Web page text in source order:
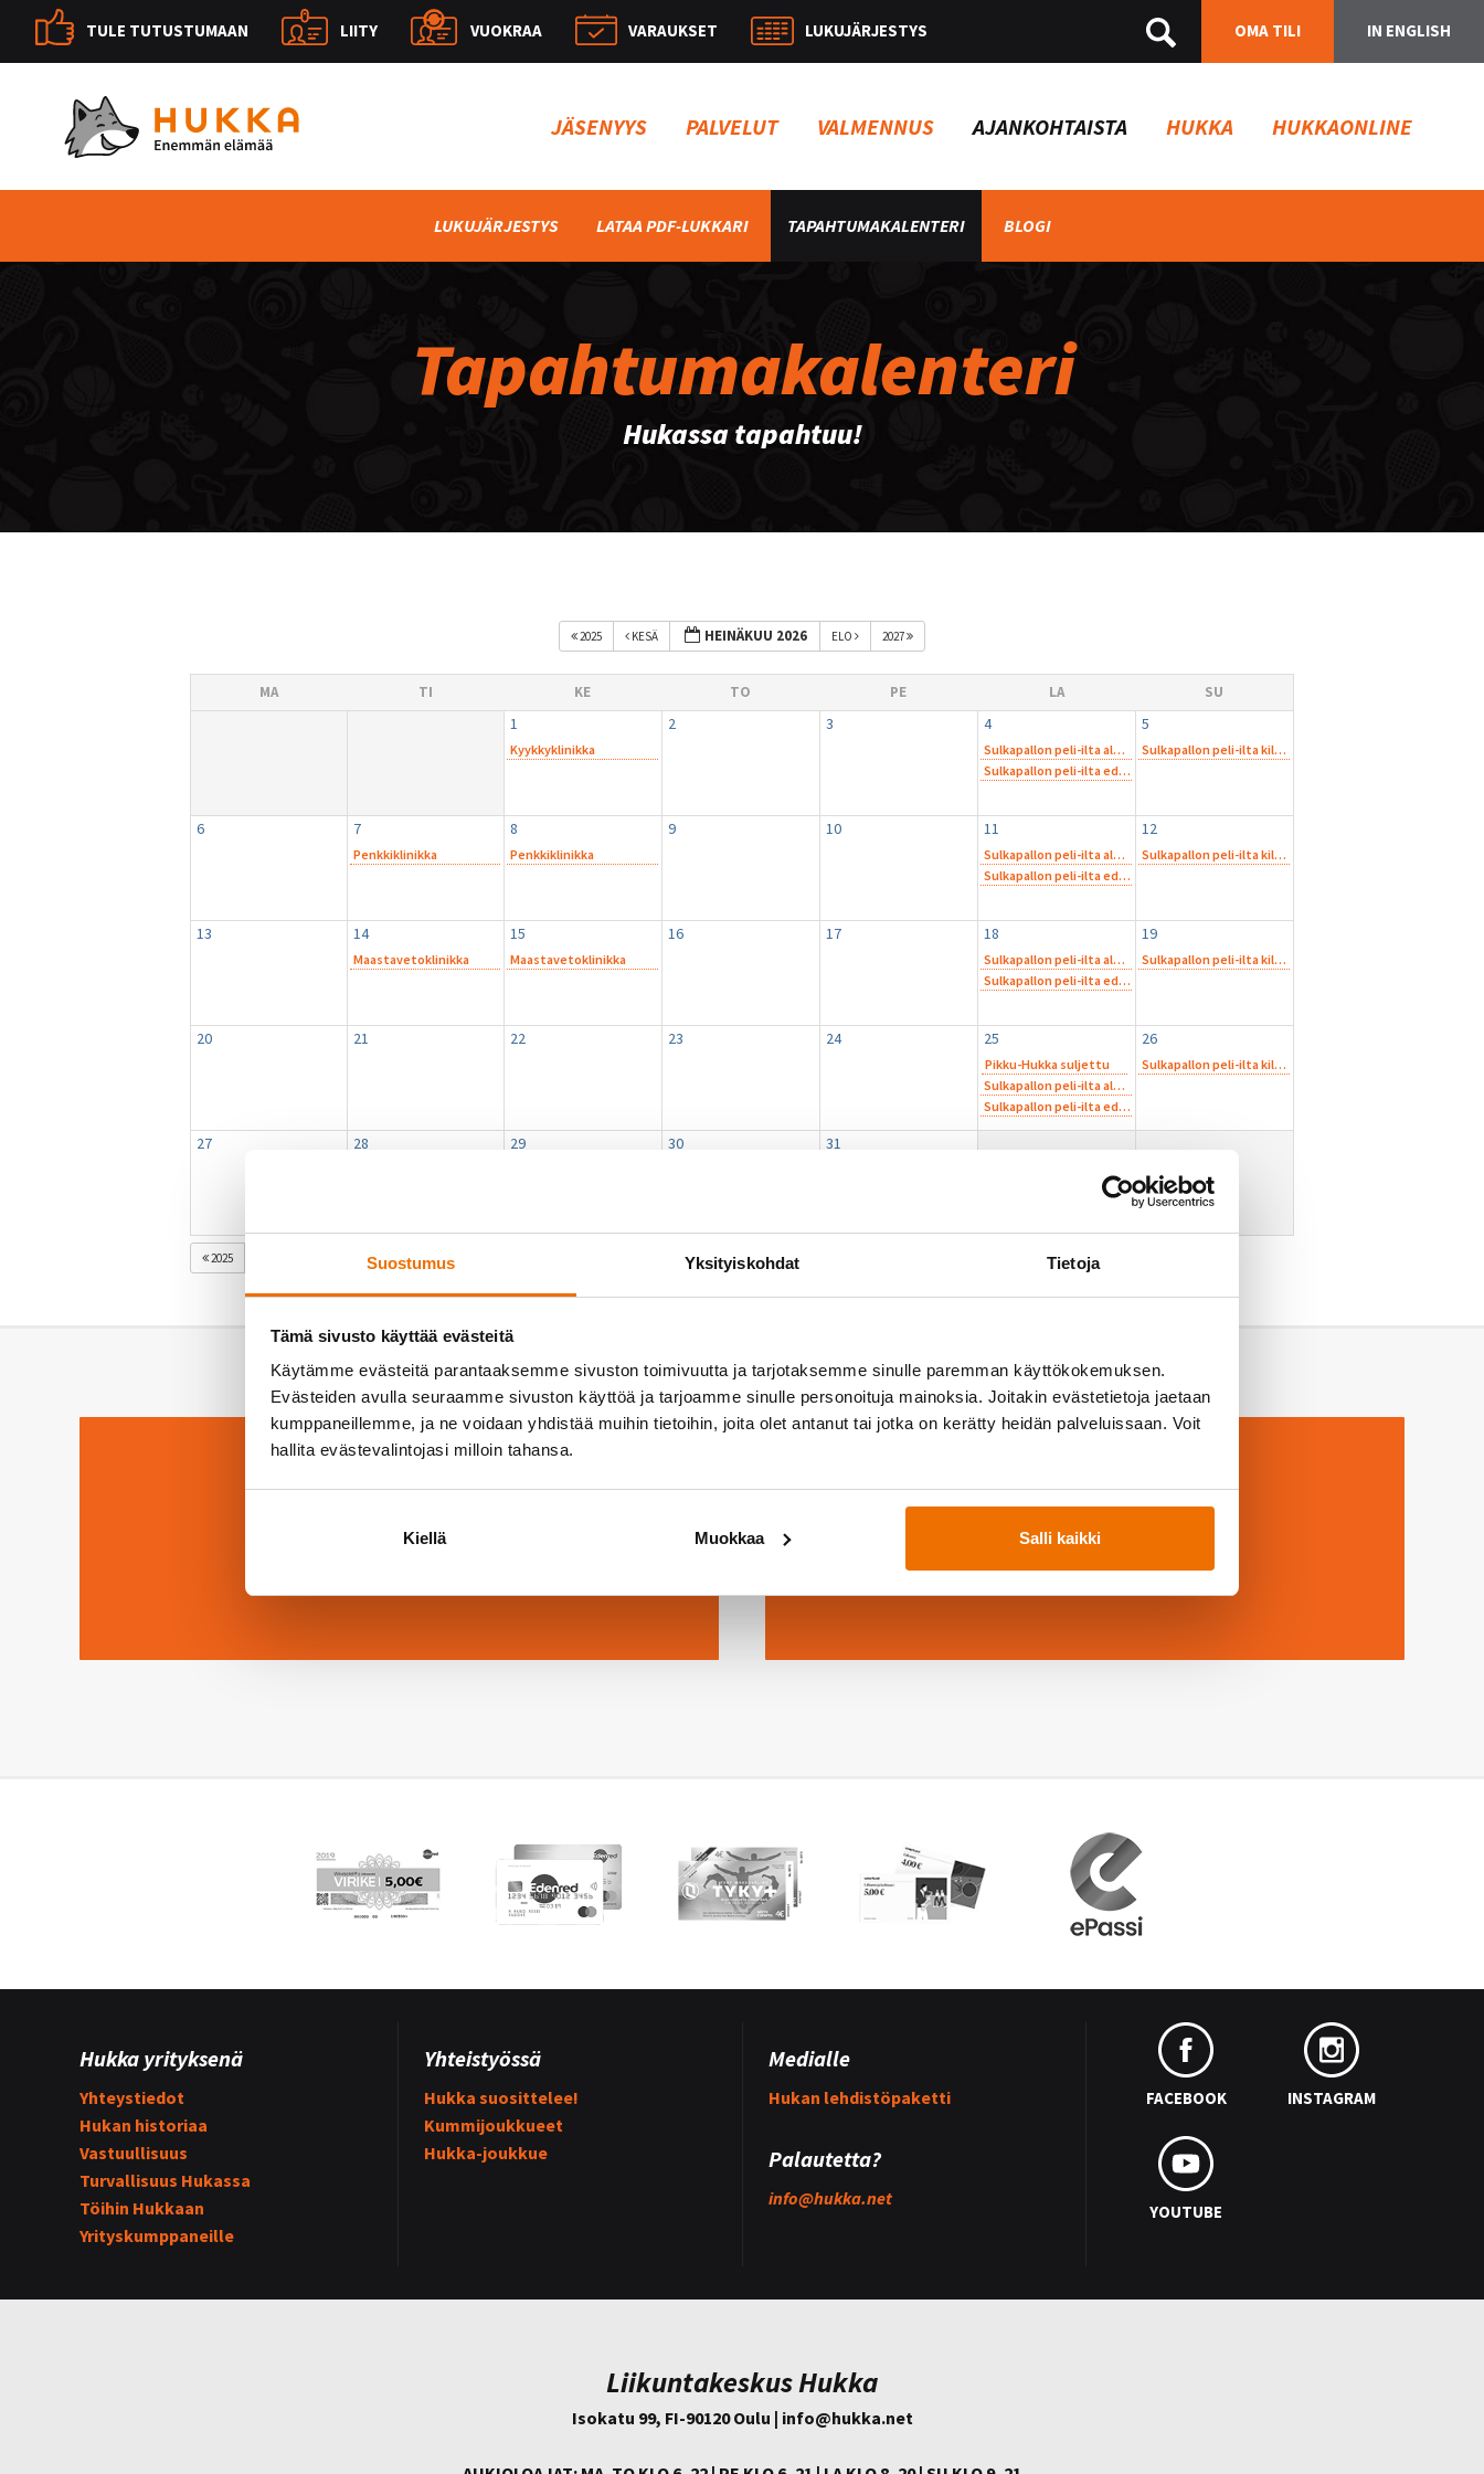
Suostumus Yksityiskohdat Tietoja
Tämä sivusto käyttää evästeitä
Käytämme evästeitä parantaaksemme sivuston toimivuutta ja tarjotaksemme sinulle paremman käyttökokemuksen.
Evästeiden avulla seuraamme sivuston käyttöä ja tarjoamme sinulle personoituja mainoksia. Joitakin evästetietoja jaetaan
kumppaneillemme, ja ne voidaan yhdistää muihin tietoihin, joita olet antanut tai jotka on kerätty heidän palveluissaan. Voit
hallita evästevalintojasi milloin tahansa.
Kiellä Muokkaa Salli kaikki
TULE TUTUSTUMAAN LIITY VUOKRAA VARAUKSET LUKUJÄRJESTYS OMA TILI IN ENGLISH
JÄSENYYS PALVELUT VALMENNUS AJANKOHTAISTA HUKKA HUKKAONLINE
LUKUJÄRJESTYS LATAA PDF-LUKKARI TAPAHTUMAKALENTERI BLOGI
Tapahtumakalenteri
Hukassa tapahtuu!
2025 KESÄ HEINÄKUU 2026 ELO 2027
MA TI KE TO PE LA SU
1
Kyykkyklinikka
2 3 4
Sulkapallon peli-ilta aloitteleville harrastelijoille 12.00
Sulkapallon peli-ilta edistyneemmille harrastelijoille
5
Sulkapallon peli-ilta kilpapelaajille
6 7
Penkkiklinikka 17.00
8
Penkkiklinikka
9 10 11
Sulkapallon peli-ilta aloitteleville harrastelijoille 12.00
Sulkapallon peli-ilta edistyneemmille harrastelijoille
12
Sulkapallon peli-ilta kilpapelaajille
13 14
Maastavetoklinikka 17.00
15
Maastavetoklinikka
16 17 18
Sulkapallon peli-ilta aloitteleville harrastelijoille 12.00
Sulkapallon peli-ilta edistyneemmille harrastelijoille
19
Sulkapallon peli-ilta kilpapelaajille
20 21 22 23 24 25
Pikku-Hukka suljettu
Sulkapallon peli-ilta aloitteleville harrastelijoille
Sulkapallon peli-ilta edistyneemmille harrastelijoille
26
Sulkapallon peli-ilta kilpapelaajille
27 28 29 30 31
2025 HEINÄKUU 2026
Hukka yrityksenä
Yhteystiedot
Hukan historiaa
Vastuullisuus
Turvallisuus Hukassa
Töihin Hukkaan
Yrityskumppaneille
Yhteistyössä
Hukka suosittelee!
Kummijoukkueet
Hukka-joukkue
Medialle
Hukan lehdistöpaketti
Palautetta?
info@hukka.net
FACEBOOK INSTAGRAM
YOUTUBE
Liikuntakeskus Hukka
Isokatu 99, FI-90120 Oulu | info@hukka.net